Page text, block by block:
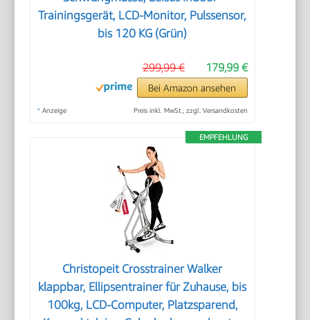
Trainingsgerät, LCD-Monitor, Pulssensor,
bis 120 KG (Grün)
179,99 €
299,99 €
Bei Amazon ansehen
* Anzeige Preis inkl. MwSt., zzgl. Versandkosten
EMPFEHLUNG
Christopeit Crosstrainer Walker
klappbar, Ellipsentrainer für Zuhause, bis
100kg, LCD-Computer, Platzsparend,